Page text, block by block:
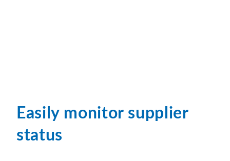
Easily monitor supplier
status